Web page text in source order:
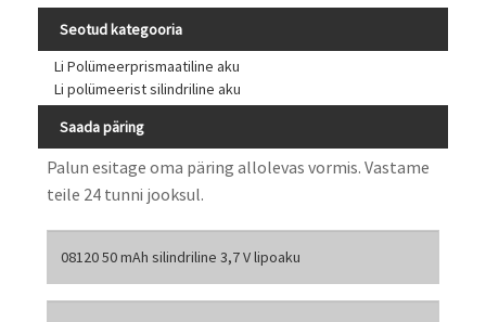
Seotud kategooria
Li Polümeerprismaatiline aku
Li polümeerist silindriline aku
Saada päring
Palun esitage oma päring allolevas vormis. Vastame
teile 24 tunni jooksul.